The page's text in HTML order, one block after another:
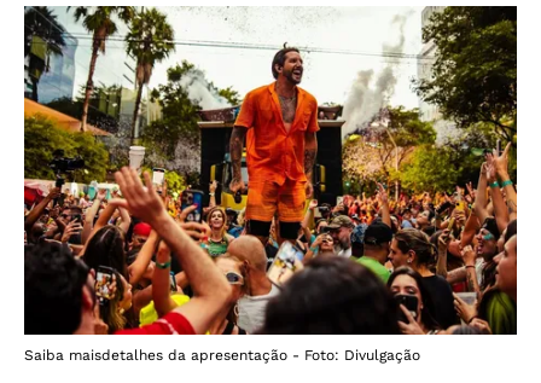
Saiba maisdetalhes da apresentação - Foto: Divulgação